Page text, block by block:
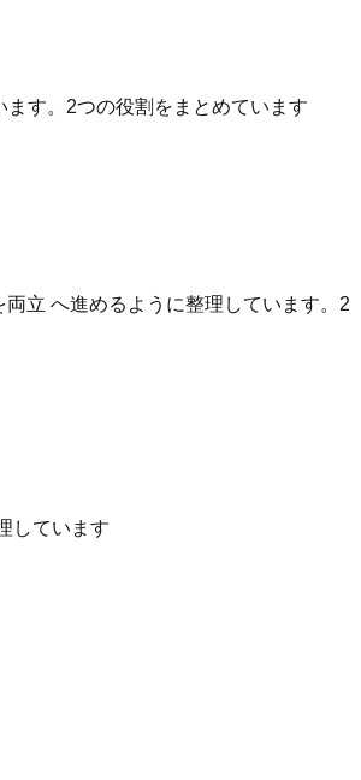
す。2つの役割をまとめています
立 へ進めるように整理しています。2
しています